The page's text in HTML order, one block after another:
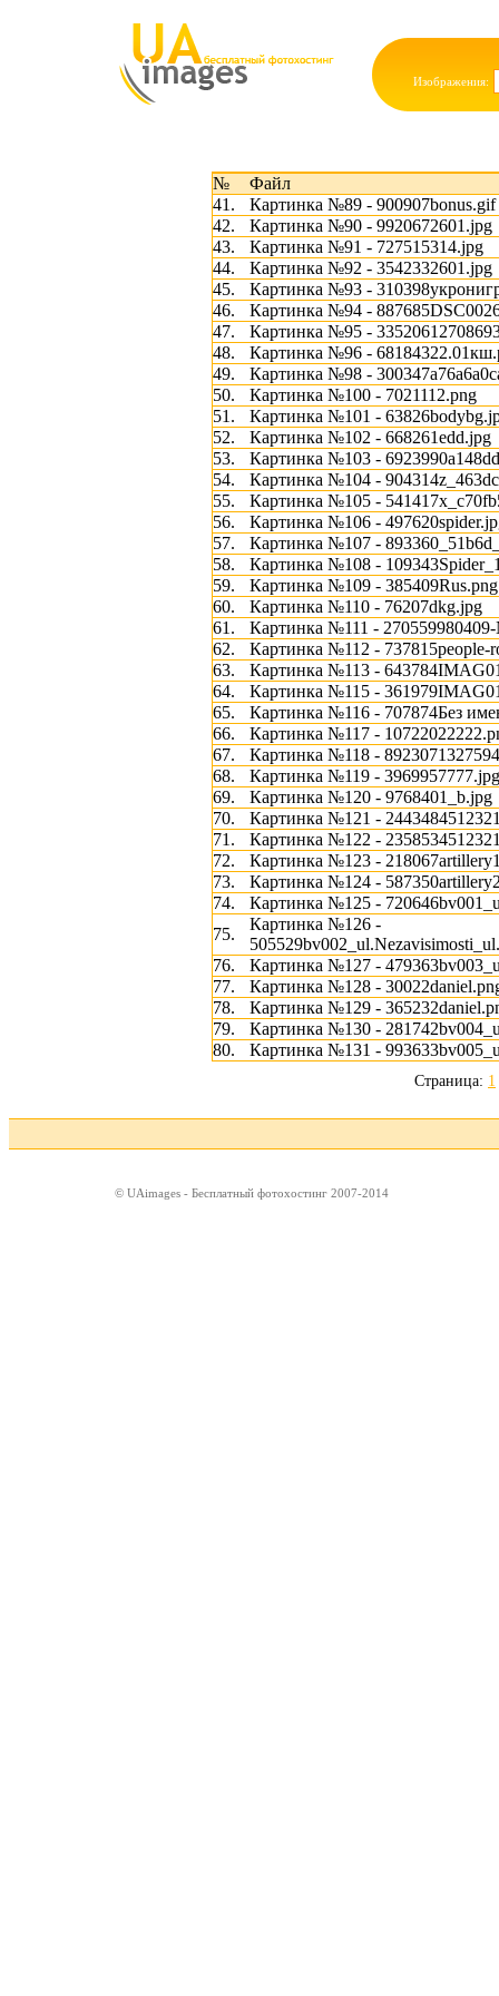
Изображения:
№
Файл
41.
Картинка №89 - 900907bonus.gif
42.
Картинка №90 - 9920672601.jpg
43.
Картинка №91 - 727515314.jpg
44.
Картинка №92 - 3542332601.jpg
45.
Картинка №93 -
46.
Картинка №94 -
47.
Картинка №95 -
48.
Картинка №96 -
49.
Картинка №98 -
50.
Картинка №100 - 7021112.png
51.
Картинка №101 -
52.
Картинка №102 - 668261edd.jpg
53.
Картинка №103 -
54.
Картинка №104 -
55.
Картинка №105 -
56.
Картинка №106 -
57.
Картинка №107 -
58.
Картинка №108 -
59.
Картинка №109 - 385409Rus.png
60.
Картинка №110 - 76207dkg.jpg
61.
Картинка №111 -
62.
Картинка №112 - 737815people-
63.
Картинка №113 -
64.
Картинка №115 -
65.
Картинка №116 - 707874Без
66.
Картинка №117 -
67.
Картинка №118 -
68.
Картинка №119 - 3969957777.jpg
69.
Картинка №120 - 9768401_b.jpg
70.
Картинка №121 -
71.
Картинка №122 -
72.
Картинка №123 -
73.
Картинка №124 -
74.
Картинка №125 -
75.
Картинка №126 -
76.
Картинка №127 -
77.
Картинка №128 -
78.
Картинка №129 -
79.
Картинка №130 -
80.
Картинка №131 -
Страница: 1
© UAimages - Бесплатный фотохостинг 2007-2014